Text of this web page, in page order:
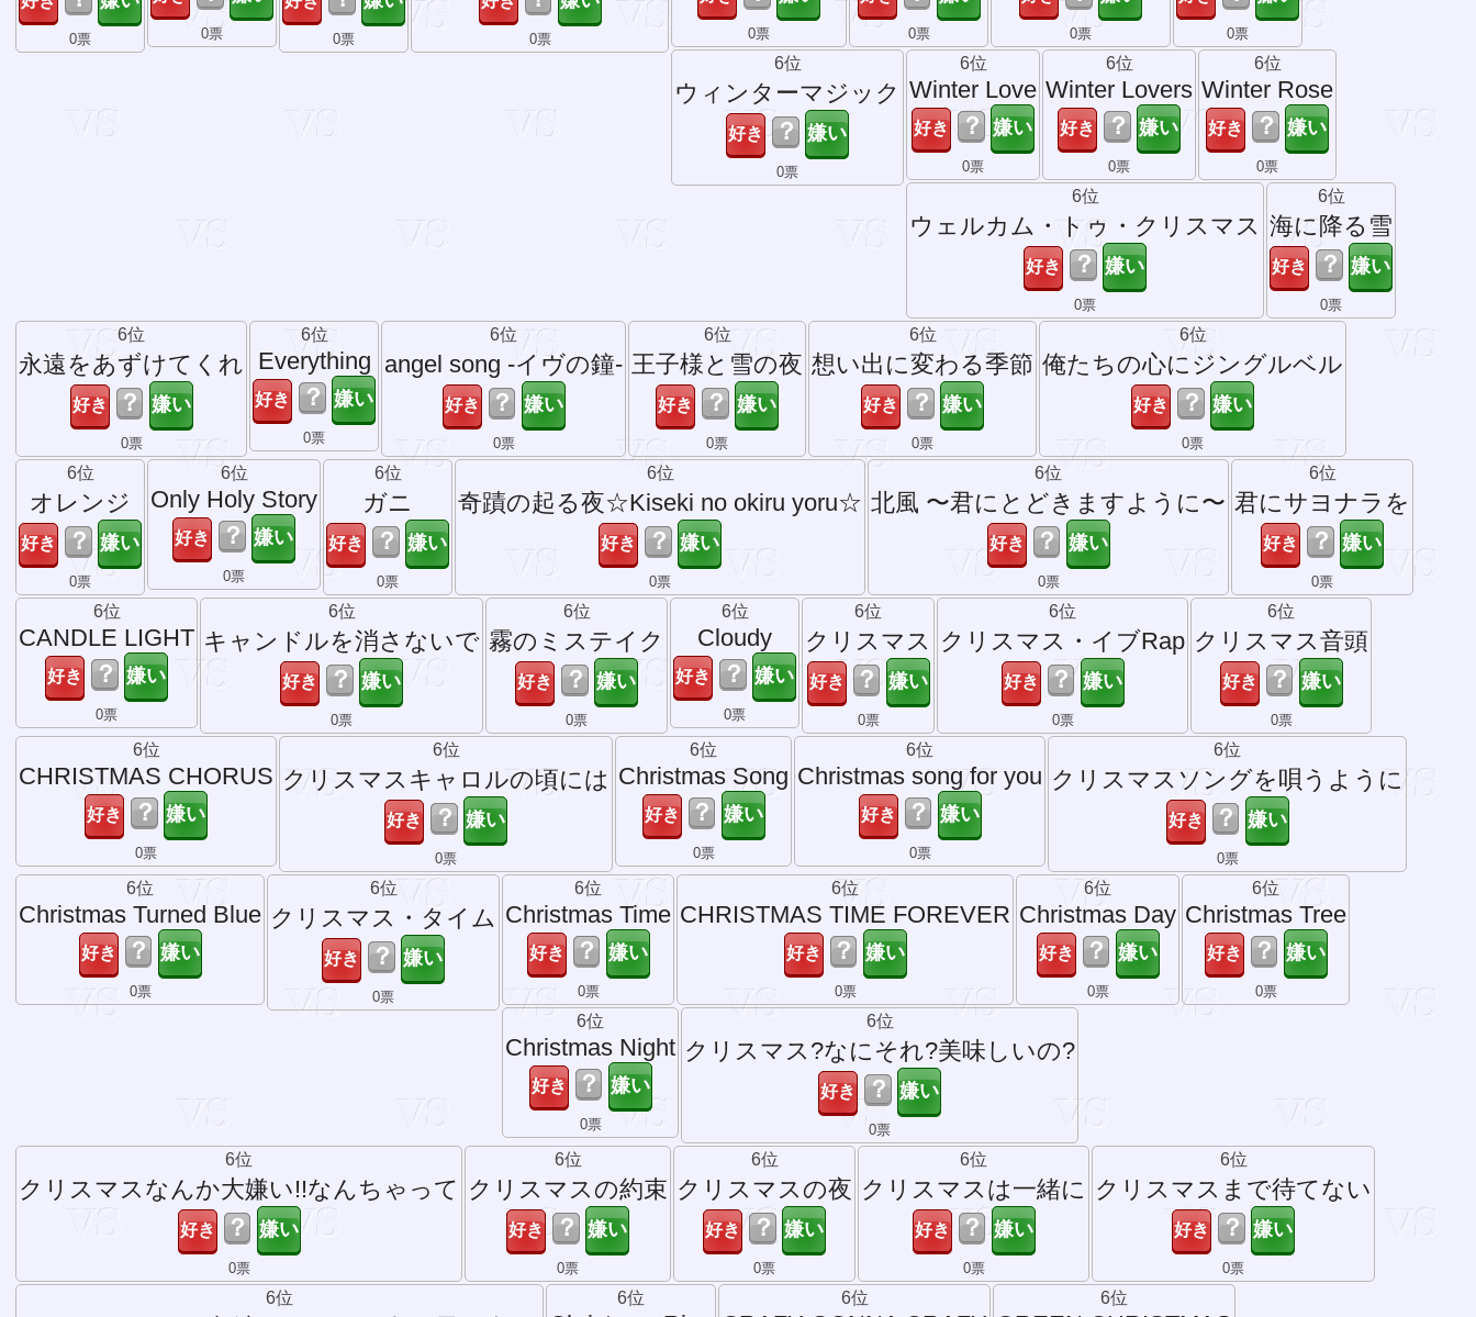
0票 0票 0票 0票 0票 0票 0票 0票
6位
ウィンターマジック
？
0票
6位
Winter Love
？
0票
6位
Winter Lovers
？
0票
6位
Winter Rose
？
0票
6位
ウェルカム・トゥ・クリスマス
？
0票
6位
海に降る雪
？
0票
6位
永遠をあずけてくれ
？
0票
6位
Everything
？
0票
6位
angel song -イヴの鐘-
？
0票
6位
王子様と雪の夜
？
0票
6位
想い出に変わる季節
？
0票
6位
俺たちの心にジングルベル
？
0票
6位
オレンジ
？
0票
6位
Only Holy Story
？
0票
6位
ガニ
？
0票
6位
奇蹟の起る夜☆Kiseki no okiru yoru☆
？
0票
6位
北風 〜君にとどきますように〜
？
0票
6位
君にサヨナラを
？
0票
6位
CANDLE LIGHT
？
0票
6位
キャンドルを消さないで
？
0票
6位
霧のミステイク
？
0票
6位
Cloudy
？
0票
6位
クリスマス
？
0票
6位
クリスマス・イブRap
？
0票
6位
クリスマス音頭
？
0票
6位
CHRISTMAS CHORUS
？
0票
6位
クリスマスキャロルの頃には
？
0票
6位
Christmas Song
？
0票
6位
Christmas song for you
？
0票
6位
クリスマスソングを唄うように
？
0票
6位
Christmas Turned Blue
？
0票
6位
クリスマス・タイム
？
0票
6位
Christmas Time
？
0票
6位
CHRISTMAS TIME FOREVER
？
0票
6位
Christmas Day
？
0票
6位
Christmas Tree
？
0票
6位
Christmas Night
？
0票
6位
クリスマス?なにそれ?美味しいの?
？
0票
6位
クリスマスなんか大嫌い!!なんちゃって
？
0票
6位
クリスマスの約束
？
0票
6位
クリスマスの夜
？
0票
6位
クリスマスは一緒に
？
0票
6位
クリスマスまで待てない
？
0票
6位 6位 6位 6位